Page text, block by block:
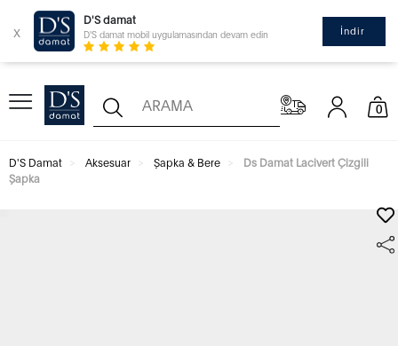
x
D'S damat
D'S damat mobil uygulamasından devam edin İndir
0
D'S Damat Aksesuar Şapka & Bere
Ds Damat Lacivert Çizgili
Şapka